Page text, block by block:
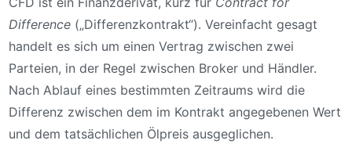
Difference („Differenzkontrakt“). Vereinfacht gesagt
handelt es sich um einen Vertrag zwischen zwei
Parteien, in der Regel zwischen Broker und Händler.
Nach Ablauf eines bestimmten Zeitraums wird die
Differenz zwischen dem im Kontrakt angegebenen Wert
und dem tatsächlichen Ölpreis ausgeglichen.